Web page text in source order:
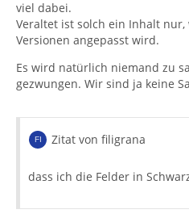
viel dabei.
Veraltet ist solch ein Inhalt
Versionen angepasst wird.
Es wird natürlich niemand zu
gezwungen. Wir sind ja keine
Zitat von filigrana
dass ich die Felder in